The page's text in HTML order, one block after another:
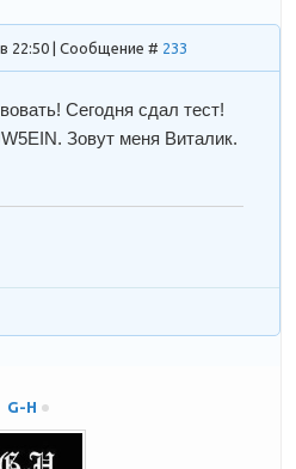
22:50 | Сообщение # 233
Сегодня сдал тест!
Зовут меня Виталик.
G-H